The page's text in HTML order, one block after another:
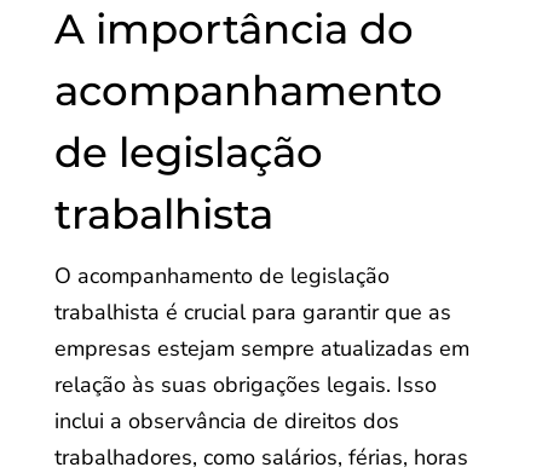
A importância do
acompanhamento
de legislação
trabalhista
O acompanhamento de legislação
trabalhista é crucial para garantir que as
empresas estejam sempre atualizadas em
relação às suas obrigações legais. Isso
inclui a observância de direitos dos
trabalhadores, como salários, férias, horas